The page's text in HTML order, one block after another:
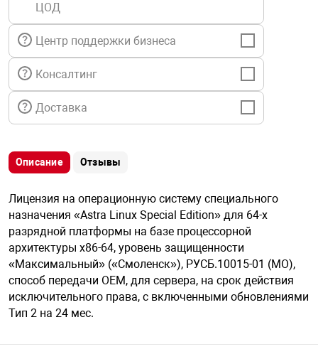
техника
автомобили
информации
средства охраны
ключи
сигнализации
ЦОД
Центр поддержки бизнеса
Консалтинг
Доставка
Описание Отзывы
Лицензия на операционную систему специального
назначения «Astra Linux Special Edition» для 64-х
разрядной платформы на базе процессорной
архитектуры х86-64, уровень защищенности
«Максимальный» («Смоленск»), РУСБ.10015-01 (МО),
способ передачи OEM, для сервера, на срок действия
исключительного права, с включенными обновлениями
Тип 2 на 24 мес.